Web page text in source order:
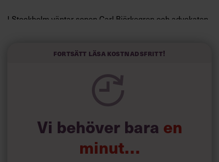
I Stockholm väntar sonen Carl Björkegren och advokaten
Men de väntar förgäves.Fortsätt läsa kostnadsfritt!
Vi behöver bara en
minut…